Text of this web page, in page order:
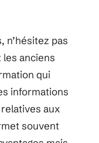
n’hésitez pas
anciens
qui
informations
aux
souvent